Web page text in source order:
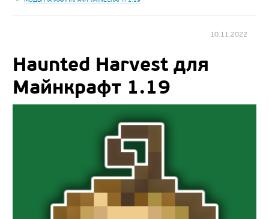
10.11.2022
Haunted Harvest для
Майнкрафт 1.19